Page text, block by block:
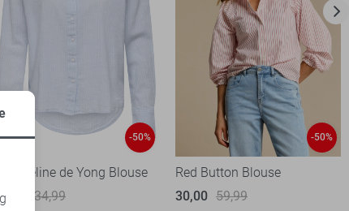
-50%
Jacqueline de Yong Blouse
34,99
-50%
Red Button Blouse
30,00 59,99